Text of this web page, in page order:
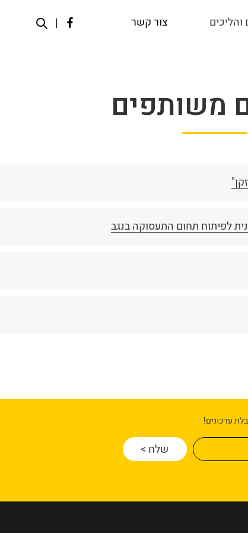
והליכים צור קשר
משותפים
לפיתוח תחום התעסוקה בנגב
עדכונים!